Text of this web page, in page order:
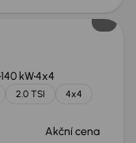
140 kW4x4
2.0 TSI
4x4
Akční cena